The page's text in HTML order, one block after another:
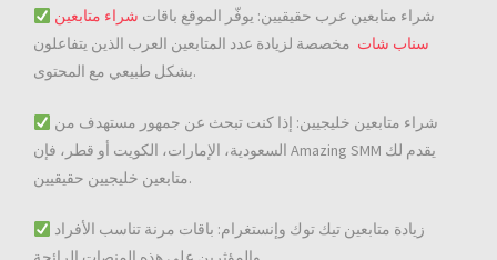
شراء متابعين عرب حقيقيين: يوفّر الموقع باقات شراء متابعين
سناب شات مخصصة لزيادة عدد المتابعين العرب الذين يتفاعلون
بشكل طبيعي مع المحتوى.
السعودية، الإمارات، الكويت أو قطر، فإن Amazing SMM يقدم لك
متابعين خليجيين حقيقيين.